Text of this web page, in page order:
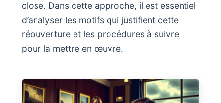
close. Dans cette approche, il est essentiel
d’analyser les motifs qui justifient cette
réouverture et les procédures à suivre
pour la mettre en œuvre.